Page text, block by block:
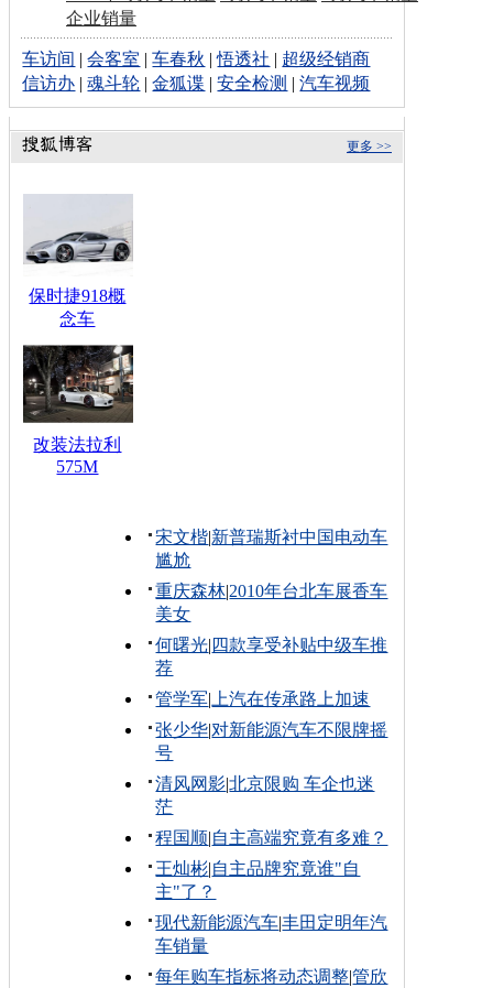
企业销量
车访间 |会客室 |车春秋 |悟透社 | 超级经销商
信访办 |魂斗轮 |金狐谍 |安全检测 |汽车视频
更多 >>
保时捷918概
念车
改装法拉利
575M
宋文楷|新普瑞斯衬中国电动车
尴尬
重庆森林|2010年台北车展香车
美女
何曙光| 四款享受补贴中级车推
荐
管学军| 上汽在传承路上加速
张少华|对新能源汽车不限牌摇
号
清风网影|北京限购 车企也迷
茫
程国顺|自主高端究竟有多难？
王灿彬|自主品牌究竟谁"自
主"了？
现代新能源汽车|丰田定明年汽
车销量
每年购车指标将动态调整|管欣